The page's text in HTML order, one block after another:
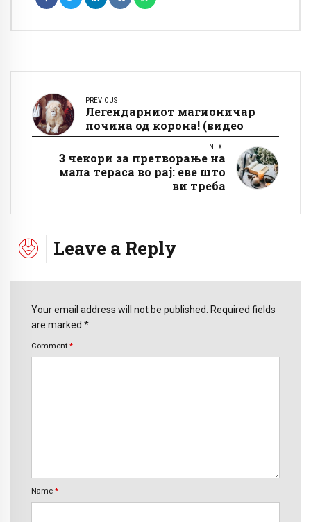
PREVIOUS
Легендарниот магионичар
почина од корона! (видео
NEXT
3 чекори за претворање на
мала тераса во рај: еве што
ви треба
Leave a Reply
Your email address will not be published. Required fields
are marked *
Comment *
Name *